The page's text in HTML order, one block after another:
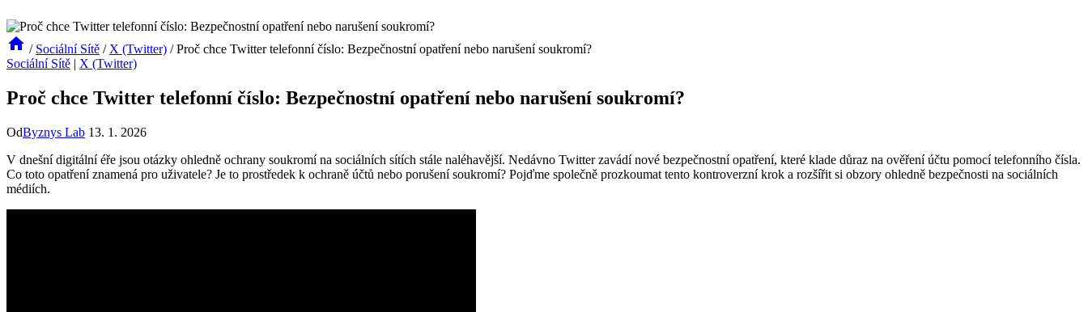
/ Sociální Sítě / X (Twitter) / Proč chce Twitter telefonní číslo: Bezpečnostní opatření nebo narušení soukromí?
Sociální Sítě | X (Twitter)
Proč chce Twitter telefonní číslo: Bezpečnostní opatření nebo narušení soukromí?
OdByznys Lab 13. 1. 2026
V dnešní digitální éře jsou otázky ohledně ochrany soukromí na sociálních sítích stále naléhavější. Nedávno Twitter zavádí nové bezpečnostní opatření, které klade důraz na ověření účtu pomocí telefonního čísla.
Co toto opatření znamená pro uživatele? Je to prostředek k ochraně účtů nebo porušení soukromí? Pojďme společně prozkoumat tento kontroverzní krok a rozšířit si obzory ohledně bezpečnosti na sociálních
médiích.